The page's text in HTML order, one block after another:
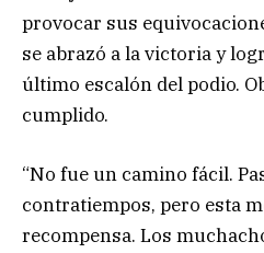
provocar sus
se abrazó a la victoria y
último escalón del podio.
cumplido.
“No fue un camino fácil.
contratiempos, pero esta
recompensa. Los